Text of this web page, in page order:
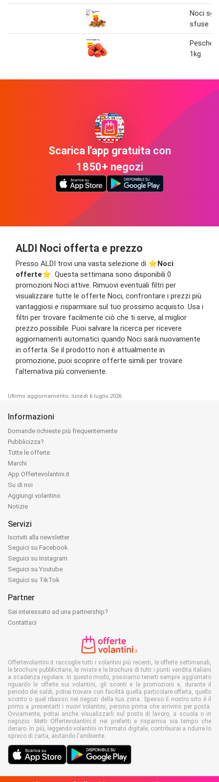
Noci
sfuse
Pesche
1kg
Scarica l'app gratuita con
1850+ negozi
ALDI Noci offerta e prezzo
Presso ALDI trovi una vasta selezione di ⭐️Noci
offerte⭐️. Questa settimana sono disponibili 0
promozioni Noci attive. Rimuovi eventuali filtri per
visualizzare tutte le offerte Noci, confrontare i prezzi più
vantaggiosi e risparmiare sul tuo prossimo acquisto. Usa i
filtri per trovare facilmente ciò che ti serve, al miglior
prezzo possibile. Puoi salvare la ricerca per ricevere
aggiornamenti automatici quando Noci sarà nuovamente
in offerta. Se il prodotto non è attualmente in
promozione, puoi scoprire offerte simili per trovare
l’alternativa più conveniente.
Ultimo aggiornamento: lunedì 6 luglio 2026
Informazioni
Domande richieste più frequentemente
Pubblicizza?
Tutte le offerte
Marchi
App Offertevolantini.it
Su di noi
Aggiungi volantino
Notizie
Servizi
Iscriviti alla newsletter
Seguici su Facebook
Seguici su Instagram
Seguici su Youtube
Seguici su TikTok
Partner
Sei interessato ad una partnership?
Contattaci
Offertevolantini.it raccoglie tutti i volantini più recenti, le offerte settimanali,
le brochure pubblicitarie, le riviste e le brochure di tutti i punti vendita italiani
a scadenza regolare. In questo modo, possiamo tenerti sempre aggiornato
riguardo le offerte sui volantini, gli sconti e le promozioni e, durante il
periodo dei saldi, potrai trovare con facilità quella particolare offerta, quello
sconto o quel ribasso nei negozi della tua zona. Spesso il nostro sito è il
primo a presentarti i nuovi volantini, persino prima che arrivino per posta.
Ovviamente, potrai anche visualizzarli sul posto di lavoro, a scuola o in
negozio. Metti Offertevolantini.it nei preferiti e risparmia sia tempo che
denaro. In più, leggendo volantini in formato digitale, contribuirai a ridurre lo
spreco di carta, aiutando l'ambiente.